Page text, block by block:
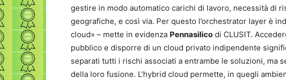
gestire in modo automatico carichi di lavoro, necessità di
geografiche, e così via. Per questo l’orchestrator layer è
cloud» – mette in evidenza Pennasilico di CLUSIT.
pubblico e disporre di un cloud privato indipendente
separati tutti i rischi associati a entrambe le soluzioni, ma
della loro fusione. L’hybrid cloud permette, in quegli